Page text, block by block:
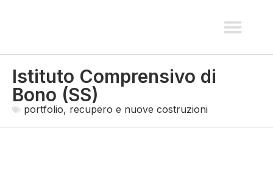
Istituto Comprensivo di
Bono (SS)
portfolio, recupero e nuove costruzioni